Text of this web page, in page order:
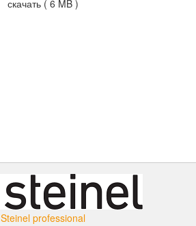
скачать ( 6 MB )
Steinel professional